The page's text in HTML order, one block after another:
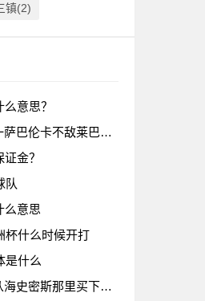
镇(2)
意思？
伦卡不敌莱巴金娜?
金？
队
么意思
杯什么时候开打
是什么
斯那里买下了24号球衣